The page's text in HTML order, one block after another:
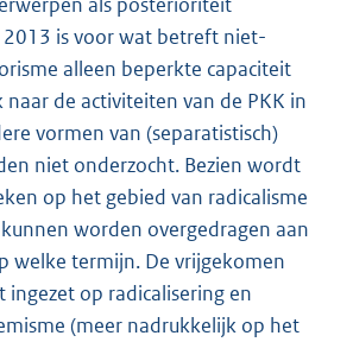
is voor wat betreft niet-
alleen beperkte capaciteit
de activiteiten van de PKK in
vormen van (separatistisch)
niet onderzocht. Bezien wordt
op het gebied van radicalisme
worden overgedragen aan
welke termijn. De vrijgekomen
ingezet op radicalisering en
(meer nadrukkelijk op het